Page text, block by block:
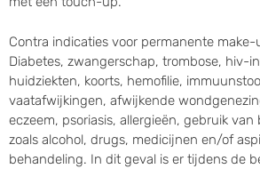
Contra indicaties voor permanente make-
Diabetes, zwangerschap, trombose, hiv-
huidziekten, koorts, hemofilie,
vaatafwijkingen, afwijkende
eczeem, psoriasis, allergieën, gebruik
zoals alcohol, drugs, medicijnen en/of
behandeling. In dit geval is er tijdens de